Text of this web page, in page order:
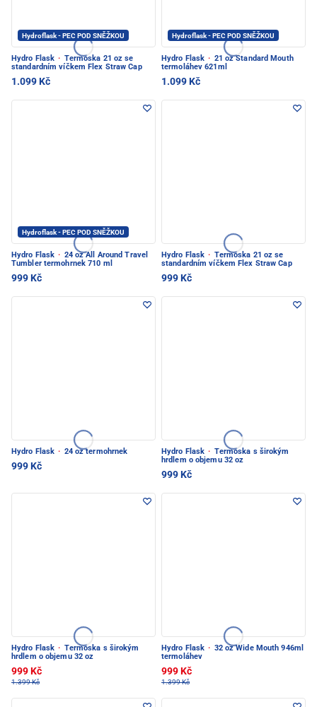
Hydroflask - PEC POD SNĚŽKOU
Hydro Flask · Termoska 21 oz se
standardním víčkem Flex Straw Cap
1.099 Kč
Hydroflask - PEC POD SNĚŽKOU
Hydro Flask · 21 oz Standard Mouth
termoláhev 621ml
1.099 Kč
Hydroflask - PEC POD SNĚŽKOU
Hydro Flask · 24 oz All Around Travel
Tumbler termohrnek 710 ml
999 Kč
Hydro Flask · Termoska 21 oz se
standardním víčkem Flex Straw Cap
999 Kč
Hydro Flask · 24 oz termohrnek
999 Kč
Hydro Flask · Termoska s širokým
hrdlem o objemu 32 oz
999 Kč
Hydro Flask · Termoska s širokým
hrdlem o objemu 32 oz
999 Kč
1.399 Kč
Hydro Flask · 32 oz Wide Mouth 946ml
termoláhev
999 Kč
1.399 Kč